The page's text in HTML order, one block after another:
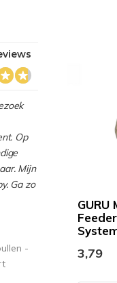
GURU
3,79
Op
Mijn
Ga zo